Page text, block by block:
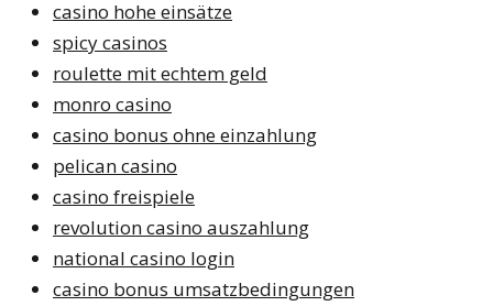
casino hohe einsätze
spicy casinos
roulette mit echtem geld
monro casino
casino bonus ohne einzahlung
pelican casino
casino freispiele
revolution casino auszahlung
national casino login
casino bonus umsatzbedingungen